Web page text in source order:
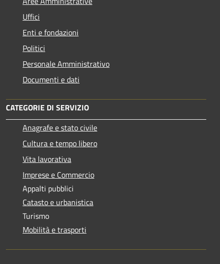
Uffici
Enti e fondazioni
Politici
Personale Amministrativo
Documenti e dati
CATEGORIE DI SERVIZIO
Anagrafe e stato civile
Cultura e tempo libero
Vita lavorativa
Imprese e Commercio
Appalti pubblici
Catasto e urbanistica
Turismo
Mobilità e trasporti